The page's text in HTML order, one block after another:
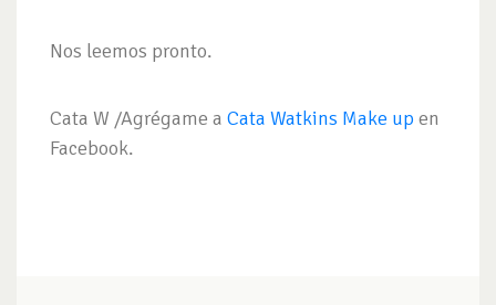
Nos leemos pronto.
Cata W /Agrégame a Cata Watkins Make up en
Facebook.